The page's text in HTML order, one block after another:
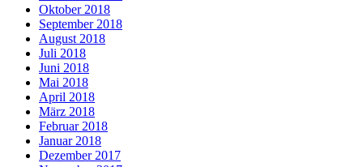
Oktober 2018
September 2018
August 2018
Juli 2018
Juni 2018
Mai 2018
April 2018
März 2018
Februar 2018
Januar 2018
Dezember 2017